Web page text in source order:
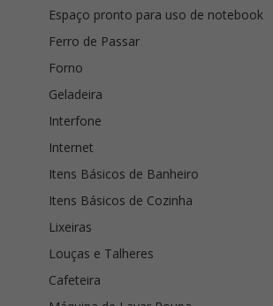
Espaço pronto para uso de notebook
Ferro de Passar
Forno
Geladeira
Interfone
Internet
Itens Básicos de Banheiro
Itens Básicos de Cozinha
Lixeiras
Louças e Talheres
Cafeteira